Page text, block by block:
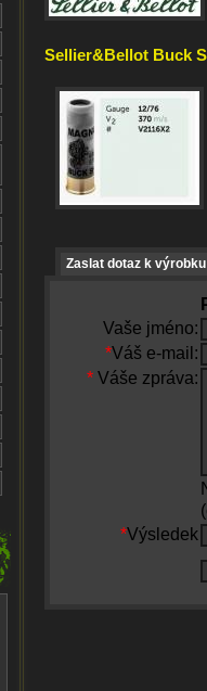
Sellier&Bellot Buck
Zaslat dotaz k výrobku
Vaše jméno:
*Váš e-mail:
* Váše zpráva:
*Výsledek